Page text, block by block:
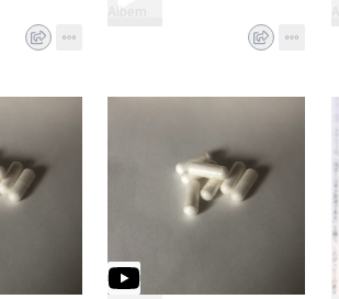
Albem